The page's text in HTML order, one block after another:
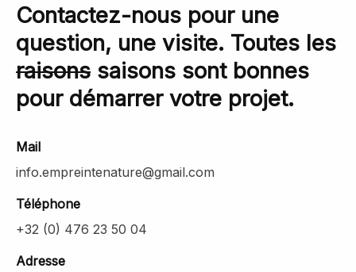
Contactez-nous pour une
question, une visite. Toutes les
raisons saisons sont bonnes
pour démarrer votre projet.
Mail
info.empreintenature@gmail.com
Téléphone
+32 (0) 476 23 50 04
Adresse